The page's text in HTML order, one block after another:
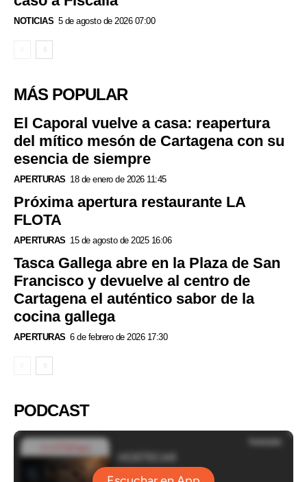
NOTICIAS 5 de agosto de 2026 07:00
MÁS POPULAR
El Caporal vuelve a casa: reapertura
del mítico mesón de Cartagena con su
esencia de siempre
APERTURAS 18 de enero de 2026 11:45
Próxima apertura restaurante LA
FLOTA
APERTURAS 15 de agosto de 2025 16:06
Tasca Gallega abre en la Plaza de San
Francisco y devuelve al centro de
Cartagena el auténtico sabor de la
cocina gallega
APERTURAS 6 de febrero de 2026 17:30
PODCAST